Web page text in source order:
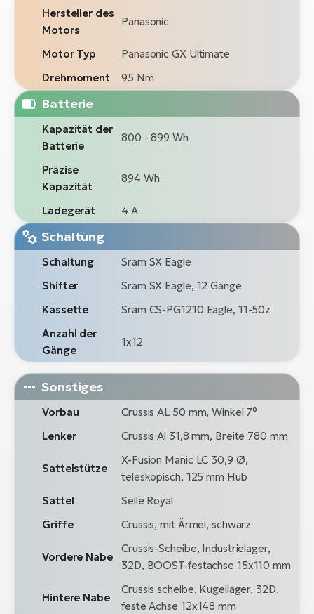
Hersteller des
Motors
Panasonic
Motor Typ
Panasonic GX Ultimate
Drehmoment
95 Nm
Batterie
Kapazität der
Batterie
800 - 899 Wh
Präzise
Kapazität
894 Wh
Ladegerät 4 A
Schaltung
Schaltung
Sram SX Eagle
Shifter
Sram SX Eagle, 12 Gänge
Kassette
Sram CS-PG1210 Eagle, 11-50z
Anzahl der
Gänge
1x12
Sonstiges
Vorbau
Crussis AL 50 mm, Winkel 7°
Lenker
Crussis Al 31,8 mm, Breite 780 mm
Sattelstütze
X-Fusion Manic LC 30,9 Ø,
teleskopisch, 125 mm Hub
Sattel
Selle Royal
Griffe
Crussis, mit Ärmel, schwarz
Vordere Nabe
Crussis-Scheibe, Industrielager,
32D, BOOST-festachse 15x110 mm
Hintere Nabe
Crussis scheibe, Kugellager, 32D,
feste Achse 12x148 mm